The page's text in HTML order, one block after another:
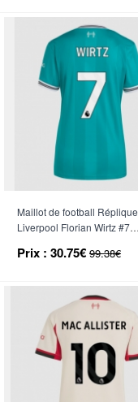
Maillot de football Réplique
Liverpool Florian Wirtz #7
Manche Courte
Prix : 30.75€ 99.38€